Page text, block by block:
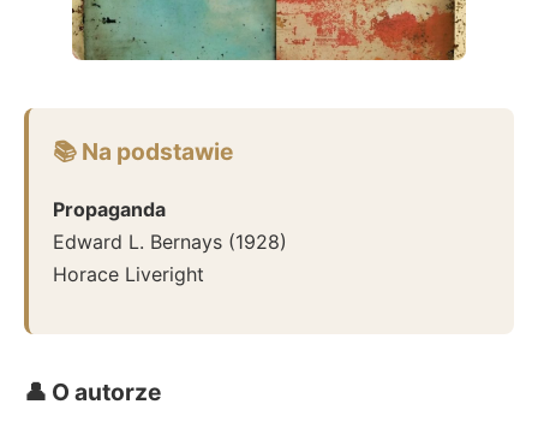
📚 Na podstawie
Propaganda
Edward L. Bernays (1928)
Horace Liveright
👤 O autorze